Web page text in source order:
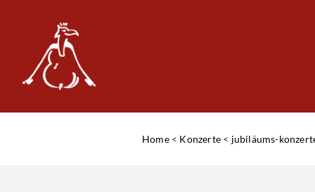
Home< Konzerte < jubiläums-